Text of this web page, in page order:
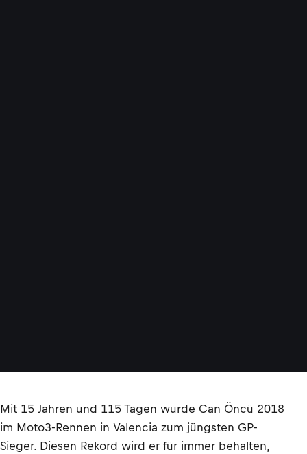
Mit 15 Jahren und 115 Tagen wurde Can Öncü 2018
im Moto3-Rennen in Valencia zum jüngsten GP-
Sieger. Diesen Rekord wird er für immer behalten,